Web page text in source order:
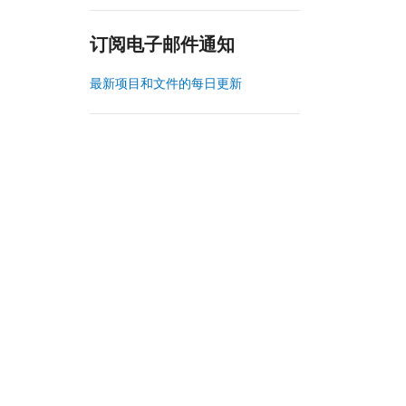
订阅电子邮件通知
最新项目和文件的每日更新